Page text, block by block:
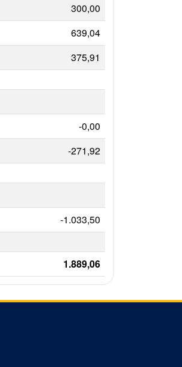
300,00
639,04
375,91
-0,00
-271,92
-1.033,50
1.889,06